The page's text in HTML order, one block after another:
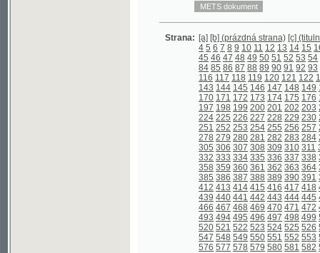
47 48 49 50 51 52
85 86 87 88 89 90 91
116 117 118 119 120 121 122 123 124
144 145 146 147 148 149 150 151
170 171 172 173 174 175 176 177 178
198 199 200 201 202 203 204 205
225 226 227 228 229 230 231 232
252 253 254 255 256 257 258 259
279 280 281 282 283 284 285 286
306 307 308 309 310 311 312 313
333 334 335 336 337 338 339 340
359 360 361 362 363 364 365 366
386 387 388 389 390 391 392 393
413 414 415 416 417 418 419 420
440 441 442 443 444 445 446 447
467 468 469 470 471 472 473 474
494 495 496 497 498 499 500 501
521 522 523 524 525 526 527 528
548 549 550 551 552 553 554 555
577 578 579 580 581 582 583 584
604 605 606 607 608 609 610 611
631 632 633 634 635 636 637 638
658 659 660 661 662 663 664 665
685 686 687 688 689 690 691 692
712
Vnitřní součást monografie: